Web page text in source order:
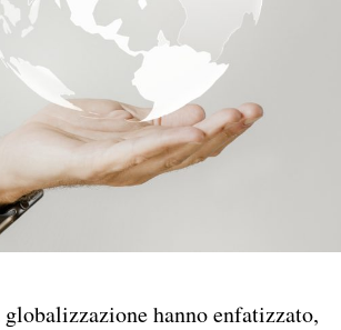
hanno enfatizzato,